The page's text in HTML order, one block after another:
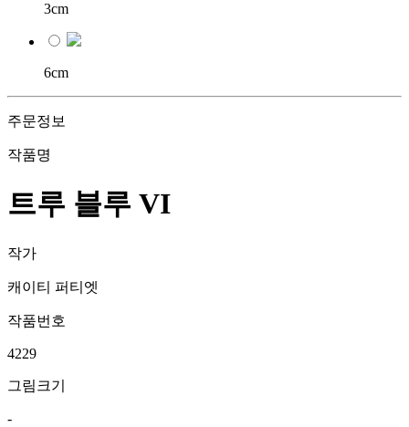
3cm
6cm
주문정보
작품명
트루 블루 VI
작가
캐이티 퍼티엣
작품번호
4229
그림크기
-